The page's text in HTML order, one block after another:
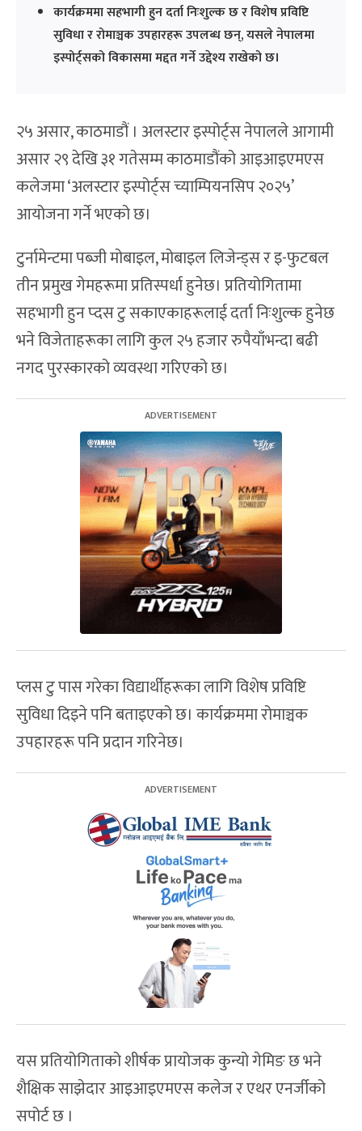
कार्यक्रममा सहभागी हुन दर्ता निःशुल्क छ र विशेष प्रविष्टि
सुविधा र रोमाञ्चक उपहारहरू उपलब्ध छन्, यसले नेपालमा
इस्पोर्ट्सको विकासमा मद्दत गर्ने उद्देश्य राखेको छ।
२५ असार, काठमाडौं । अलस्टार इस्पोर्ट्स नेपालले आगामी
असार २९ देखि ३१ गतेसम्म काठमाडौंको आइआइएमएस
कलेजमा ‘अलस्टार इस्पोर्ट्स च्याम्पियनसिप २०२५’
आयोजना गर्ने भएको छ।
टुर्नामेन्टमा पब्जी मोबाइल, मोबाइल लिजेन्ड्स र इ-फुटबल
तीन प्रमुख गेमहरूमा प्रतिस्पर्धा हुनेछ। प्रतियोगितामा
सहभागी हुन प्दस टु सकाएकाहरूलाई दर्ता निःशुल्क हुनेछ
भने विजेताहरूका लागि कुल २५ हजार रुपैयाँभन्दा बढी
नगद पुरस्कारको व्यवस्था गरिएको छ।
प्लस टु पास गरेका विद्यार्थीहरूका लागि विशेष प्रविष्टि
सुविधा दिइने पनि बताइएको छ। कार्यक्रममा रोमाञ्चक
उपहारहरू पनि प्रदान गरिनेछ।
यस प्रतियोगिताको शीर्षक प्रायोजक कुन्यो गेमिङ छ भने
शैक्षिक साझेदार आइआइएमएस कलेज र एथर एनर्जीको
सपोर्ट छ ।